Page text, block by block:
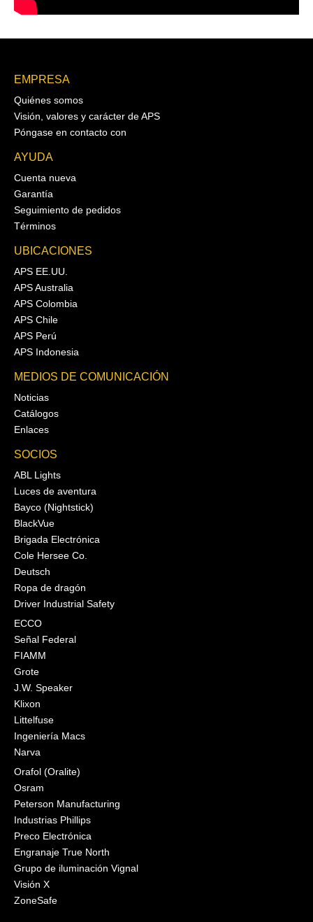
EMPRESA
Quiénes somos
Visión, valores y carácter de APS
Póngase en contacto con
AYUDA
Cuenta nueva
Garantía
Seguimiento de pedidos
Términos
UBICACIONES
APS EE.UU.
APS Australia
APS Colombia
APS Chile
APS Perú
APS Indonesia
MEDIOS DE COMUNICACIÓN
Noticias
Catálogos
Enlaces
SOCIOS
ABL Lights
Luces de aventura
Bayco (Nightstick)
BlackVue
Brigada Electrónica
Cole Hersee Co.
Deutsch
Ropa de dragón
Driver Industrial Safety
ECCO
Señal Federal
FIAMM
Grote
J.W. Speaker
Klixon
Littelfuse
Ingeniería Macs
Narva
Orafol (Oralite)
Osram
Peterson Manufacturing
Industrias Phillips
Preco Electrónica
Engranaje True North
Grupo de iluminación Vignal
Visión X
ZoneSafe